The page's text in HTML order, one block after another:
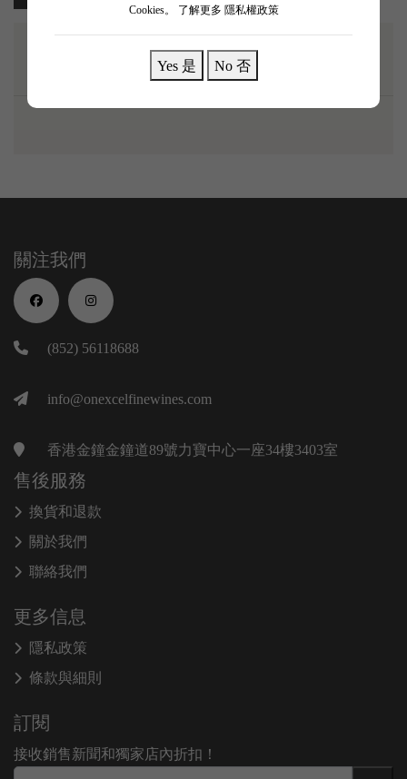
Cookies。
了解更多 隱私權政策
Yes 是 No 否
關注我們
(852) 56118688
info@onexcelfinewines.com
香港金鐘金鐘道89號力寶中心一座34樓3403室
售後服務
換貨和退款
關於我們
聯絡我們
更多信息
隱私政策
條款與細則
訂閱
接收銷售新聞和獨家店內折扣！